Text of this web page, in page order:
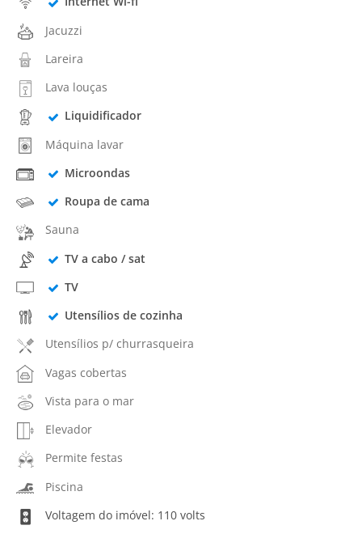
Jacuzzi
Lareira
Lava louças
Liquidificador
Máquina lavar
Microondas
Roupa de cama
Sauna
TV a cabo / sat
TV
Utensílios de cozinha
Utensílios p/ churrasqueira
Vagas cobertas
Vista para o mar
Elevador
Permite festas
Piscina
Voltagem do imóvel: 110 volts